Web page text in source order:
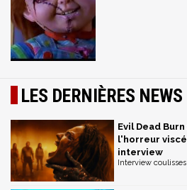
LES DERNIÈRES NEWS
Evil Dead
l'horreur
interview
Interview coulisses